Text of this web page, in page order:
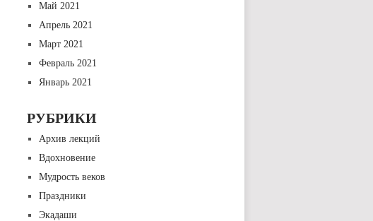
Май 2021
Апрель 2021
Март 2021
Февраль 2021
Январь 2021
РУБРИКИ
Архив лекций
Вдохновение
Мудрость веков
Праздники
Экадаши